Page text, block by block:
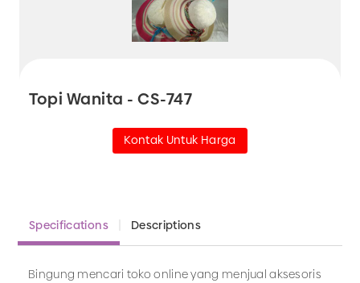
Topi Wanita - CS-747
Kontak Untuk Harga
Specifications Descriptions
Bingung mencari toko online yang menjual aksesoris